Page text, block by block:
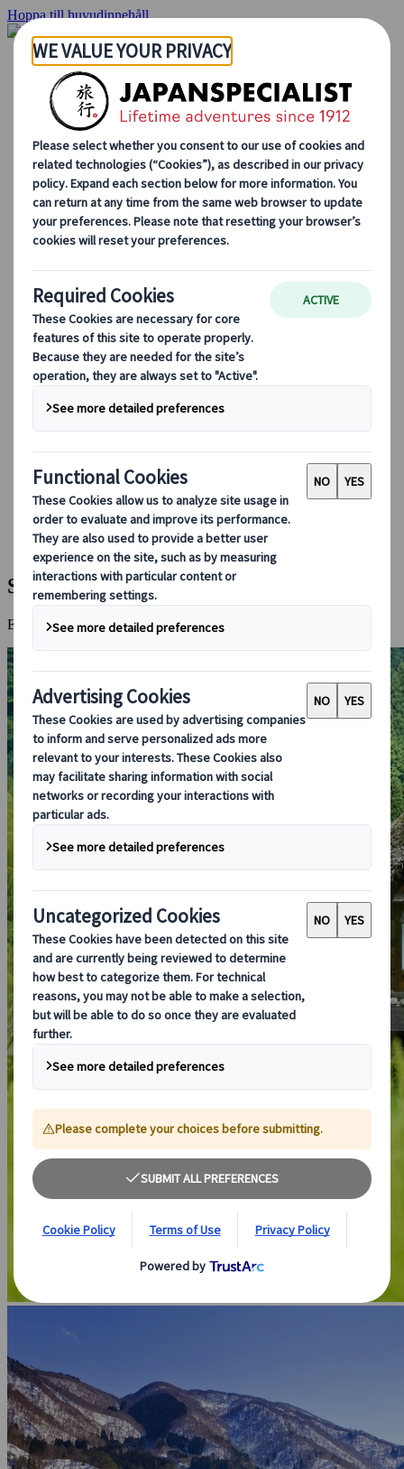
Hoppa till huvudinnehåll
Hemsidan
Resor
Individuellt resande
Gruppresor
Semester med självkörning
Utflykter
Skräddarsydda gruppresor
Japan Rail Pass
Hur vi arbetar
Om oss
Vårt team
Bli en del av vårt team
Säsongsbaserade resetips
Höjdpunkter på resmålet
Kulturella insikter
Kulinariska äventyr
Utforska Japan med tåg
Vanliga frågor och svar
Viktig information
Etikett i Japan
Körning i Japan
Boka med oss
Japan Rail Pass
Boende
Reserådgivning online
Japanspecialist
Destinationer
Alla Resmål
Shirakawa-go
Shirakawa-go
Ett levande museum som visar upp Japans klassiska bondekultur